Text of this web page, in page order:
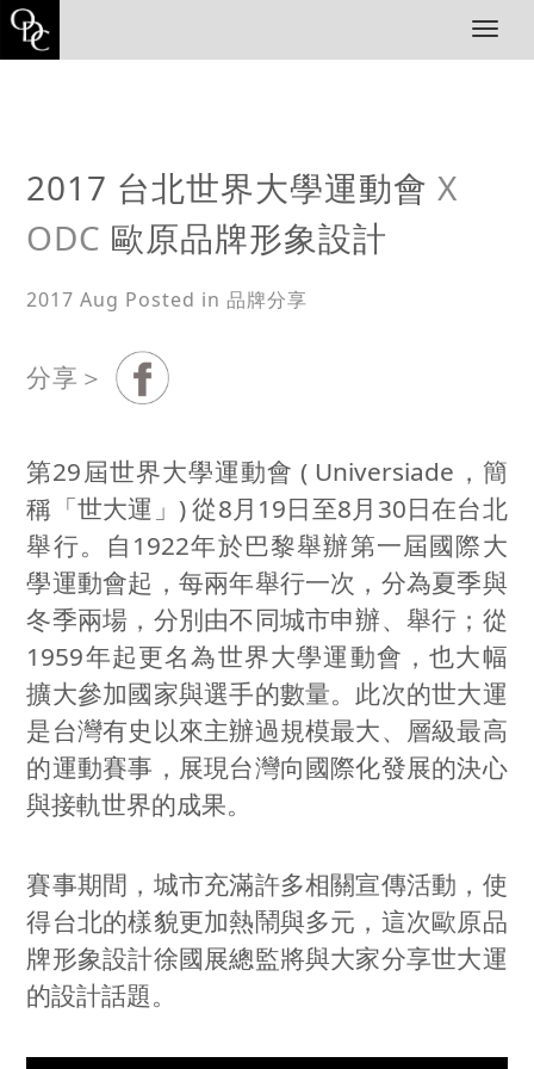
T
o
2017 台北世界大學運動會X
ODC 歐原品牌形象設計
2017 Aug Posted in 品牌分享
分享＞
第29屆世界大學運動會( Universiade ，簡
稱「世大運」 )從8月 19日至8月 30日在台北
舉行。自 1922年於巴黎舉辦第一屆國際大
學運動會起，每兩年舉行一次，分為夏季與
冬季兩場，分別由不同城市申辦、舉行；從
1959年起更名為世界大學運動會，也大幅
擴大參加國家與選手的數量。此次的世大運
是台灣有史以來主辦過規模最大、層級最高
的運動賽事，展現台灣向國際化發展的決心
與接軌世界的成果。
賽事期間，城市充滿許多相關宣傳活動，使
得台北的樣貌更加熱鬧與多元，這次歐原品
牌形象設計徐國展總監將與大家分享世大運
的設計話題。